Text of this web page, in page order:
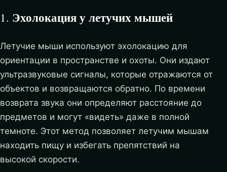
1. Эхолокация у летучих мышей
Летучие мыши используют эхолокацию для
ориентации в пространстве и охоты. Они издают
ультразвуковые сигналы, которые отражаются от
объектов и возвращаются обратно. По времени
возврата звука они определяют расстояние до
предметов и могут «видеть» даже в полной
темноте. Этот метод позволяет летучим мышам
находить пищу и избегать препятствий на
высокой скорости.